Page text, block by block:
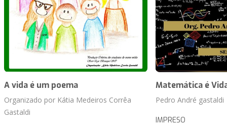
A vida é um poema
Organizado por Kátia Medeiros Corrêa
Gastaldi
Matemática é
Pedro André gastaldi
IMPRESO